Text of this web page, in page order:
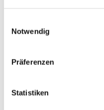
Notwendig
Präferenzen
Statistiken
Arbeitsweise sowie
Englischkenntnisse.